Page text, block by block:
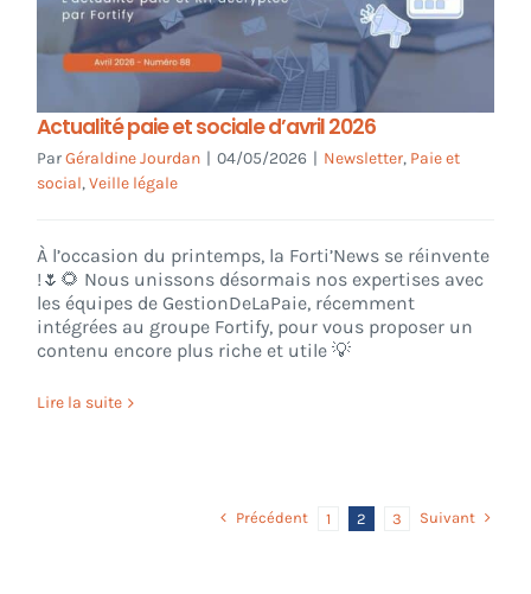
Actualité paie et sociale d’avril 2026
ParGéraldine Jourdan | 04/05/2026 | Newsletter, Paie et
social,Veille légale
À l’occasion du printemps, la Forti’News se réinvente
!🌷🌻 Nous unissons désormais nos expertises avec
les équipes de GestionDeLaPaie, récemment
intégrées au groupe Fortify, pour vous proposer un
contenu encore plus riche et utile 💡
Lire la suite
Précédent 1 2 3 Suivant